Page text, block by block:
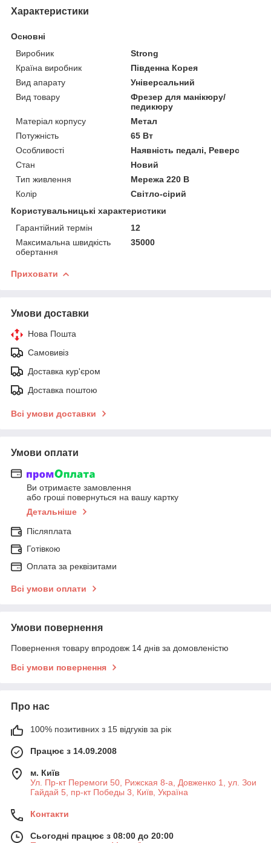
Характеристики
Основні
Виробник
Strong
Країна виробник
Південна Корея
Вид апарату
Універсальний
Вид товару
Фрезер для манікюру/
педикюру
Матеріал корпусу
Метал
Потужність
65 Вт
Особливості
Наявність педалі, Реверс
Стан
Новий
Тип живлення
Мережа 220 В
Колір
Світло-сірий
Користувальницькі характеристики
Гарантійний термін
12
Максимальна швидкість
обертання
35000
Приховати
Умови доставки
Нова Пошта
Самовивіз
Доставка кур'єром
Доставка поштою
Всі умови доставки
Умови оплати
Ви отримаєте замовлення
або гроші повернуться на вашу картку
Детальніше
Післяплата
Готівкою
Оплата за реквізитами
Всі умови оплати
Умови повернення
Повернення товару впродовж 14 днів за домовленістю
Всі умови повернення
Про нас
100% позитивних з 15 відгуків за рік
Працює з 14.09.2008
м. Київ
Ул. Пр-кт Перемоги 50, Рижская 8-а, Довженко 1, ул. Зои
Гайдай 5, пр-кт Победы 3, Київ, Україна
Контакти
Сьогодні працює з 08:00 до 20:00